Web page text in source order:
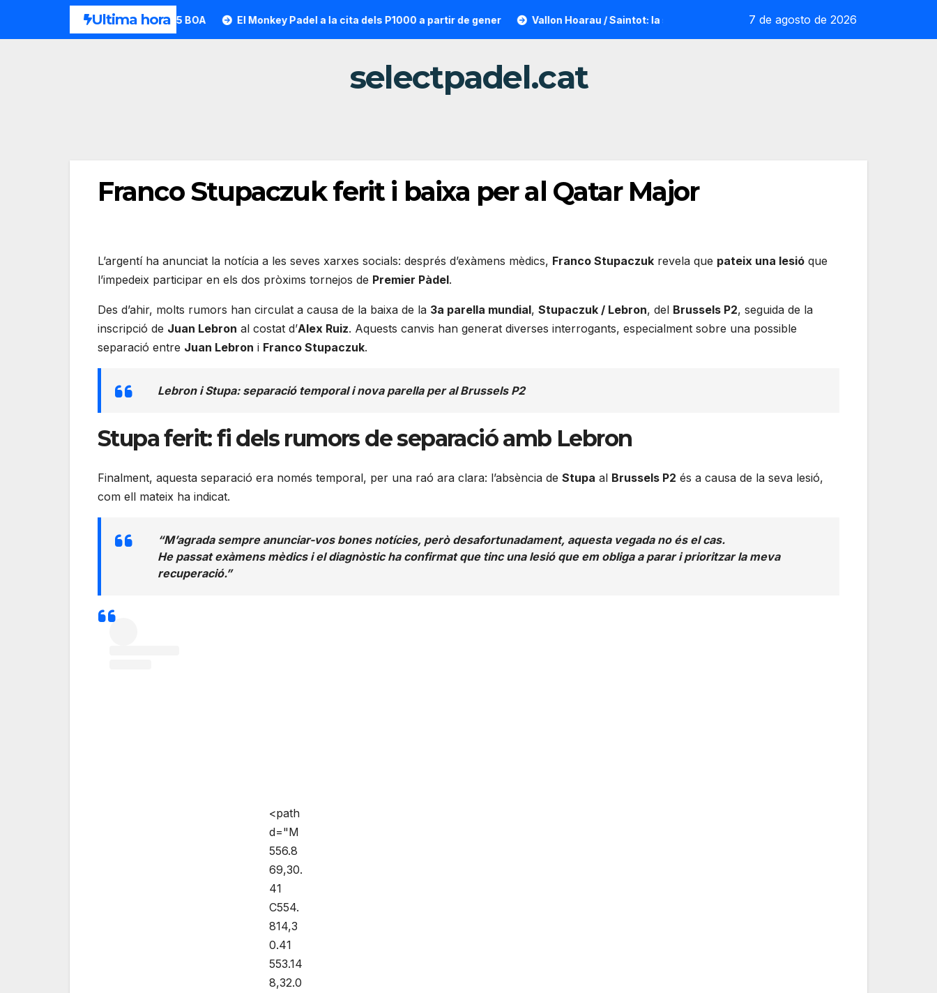
Ultima hora
desvela la Motion Pro 1.5 BOA El Monkey Padel a la cita dels P1000 a partir de gener Vallon Hoarau / Saintot: la sorpresa reoliana que desafia la cap de sèrie 1
7 de agosto de 2026
selectpadel.cat
Franco Stupaczuk ferit i baixa per al Qatar Major
L’argentí ha anunciat la notícia a les seves xarxes socials: després d’exàmens mèdics, Franco Stupaczuk revela que pateix una lesió que
l’impedeix participar en els dos pròxims tornejos de Premier Pàdel.
Des d’ahir, molts rumors han circulat a causa de la baixa de la 3a parella mundial, Stupaczuk / Lebron, del Brussels P2, seguida de la
inscripció de Juan Lebron al costat d’Alex Ruiz. Aquests canvis han generat diverses interrogants, especialment sobre una possible
separació entre Juan Lebron i Franco Stupaczuk.
Lebron i Stupa: separació temporal i nova parella per al Brussels P2
Stupa ferit: fi dels rumors de separació amb Lebron
Finalment, aquesta separació era només temporal, per una raó ara clara: l’absència de Stupa al Brussels P2 és a causa de la seva lesió,
com ell mateix ha indicat.
“M’agrada sempre anunciar-vos bones notícies, però desafortunadament, aquesta vegada no és el cas.
He passat exàmens mèdics i el diagnòstic ha confirmat que tinc una lesió que em obliga a parar i prioritzar la meva
recuperació.”
<path
d="M
556.8
69,30.
41
C554.
814,3
0.41
553.14
8,32.0